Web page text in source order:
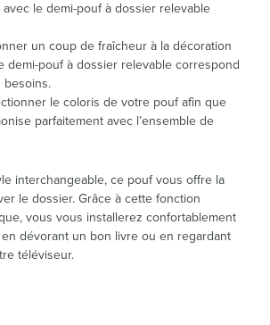
avec le demi-pouf à dossier relevable
un coup de fraîcheur à la décoration
demi-pouf à dossier relevable correspond
besoins.
le coloris de votre pouf afin que
parfaitement avec l’ensemble de
interchangeable, ce pouf vous offre la
le dossier. Grâce à cette fonction
vous vous installerez confortablement
dévorant un bon livre ou en regardant
téléviseur.